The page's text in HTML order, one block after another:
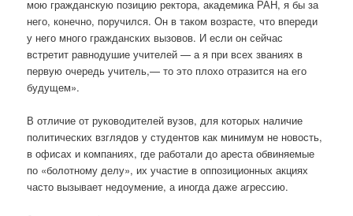
мою гражданскую позицию ректора, академика РАН, я бы за
него, конечно, поручился. Он в таком возрасте, что впереди
у него много гражданских вызовов. И если он сейчас
встретит равнодушие учителей — а я при всех званиях в
первую очередь учитель,— то это плохо отразится на его
будущем».
В отличие от руководителей вузов, для которых наличие
политических взглядов у студентов как минимум не новость,
в офисах и компаниях, где работали до ареста обвиняемые
по «болотному делу», их участие в оппозиционных акциях
часто вызывает недоумение, а иногда даже агрессию.